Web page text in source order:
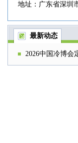
地址：广东省深圳
最新动态
2026中国冷博会